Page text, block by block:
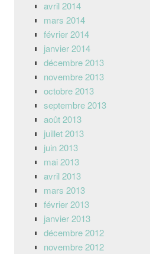
avril 2014
mars 2014
février 2014
janvier 2014
décembre 2013
novembre 2013
octobre 2013
septembre 2013
août 2013
juillet 2013
juin 2013
mai 2013
avril 2013
mars 2013
février 2013
janvier 2013
décembre 2012
novembre 2012